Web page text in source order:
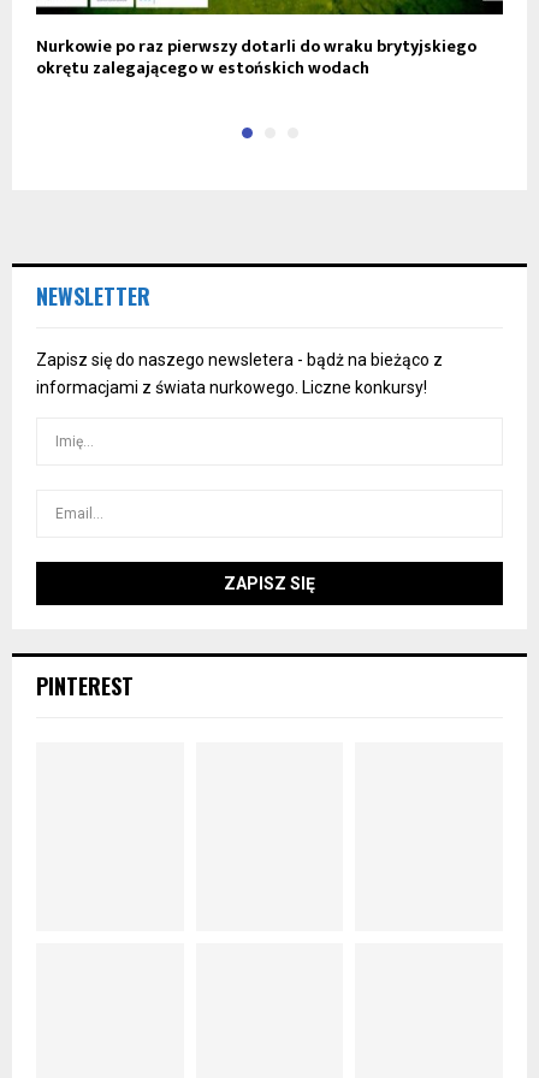
Nurkowie po raz pierwszy dotarli do wraku brytyjskiego
okrętu zalegającego w estońskich wodach
NEWSLETTER
Zapisz się do naszego newsletera - bądż na bieżąco z
informacjami z świata nurkowego. Liczne konkursy!
PINTEREST